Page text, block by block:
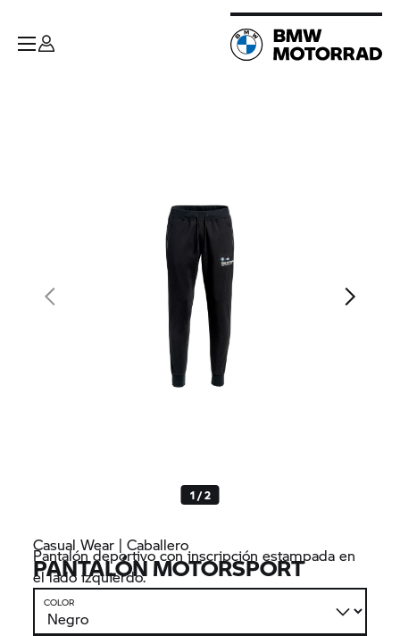
1 / 2
Casual Wear | Caballero
PANTALÓN MOTORSPORT
Pantalón deportivo con inscripción estampada en
el lado izquierdo.
COLOR